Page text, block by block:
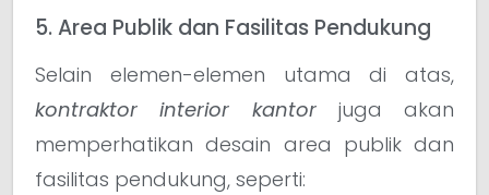
5. Area Publik dan Fasilitas Pendukung
Selain elemen-elemen utama di atas,
kontraktor interior kantorjuga akan
memperhatikan desain area publik dan
fasilitas pendukung, seperti: